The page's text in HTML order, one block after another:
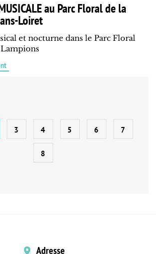
au Parc Floral de la
Loiret
et nocturne dans le Parc Floral
3 4 5 6 7
8
Adresse